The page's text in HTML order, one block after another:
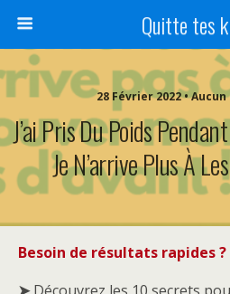
Quitte tes
28 Février 2022 •
J’ai Pris Du Poids
Je N’arrive Plus À
Besoin de résultats rapides ?